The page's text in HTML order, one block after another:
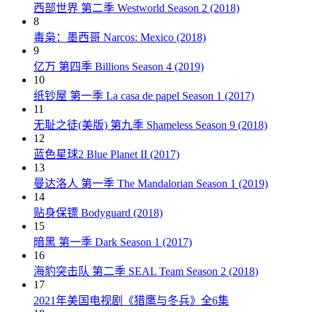
西部世界 第二季 Westworld Season 2 (2018)
8
毒枭：墨西哥 Narcos: Mexico (2018)
9
亿万 第四季 Billions Season 4 (2019)
10
纸钞屋 第一季 La casa de papel Season 1 (2017)
11
无耻之徒(美版) 第九季 Shameless Season 9 (2018)
12
蓝色星球2 Blue Planet II (2017)
13
曼达洛人 第一季 The Mandalorian Season 1 (2019)
14
贴身保镖 Bodyguard (2018)
15
暗黑 第一季 Dark Season 1 (2017)
16
海豹突击队 第二季 SEAL Team Season 2 (2018)
17
2021年美国电视剧《猎鹰与冬兵》全6集